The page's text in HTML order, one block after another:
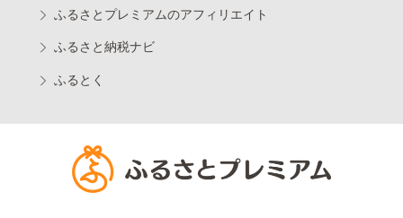
ふるさとプレミアムのアフィリエイト
ふるさと納税ナビ
ふるとく